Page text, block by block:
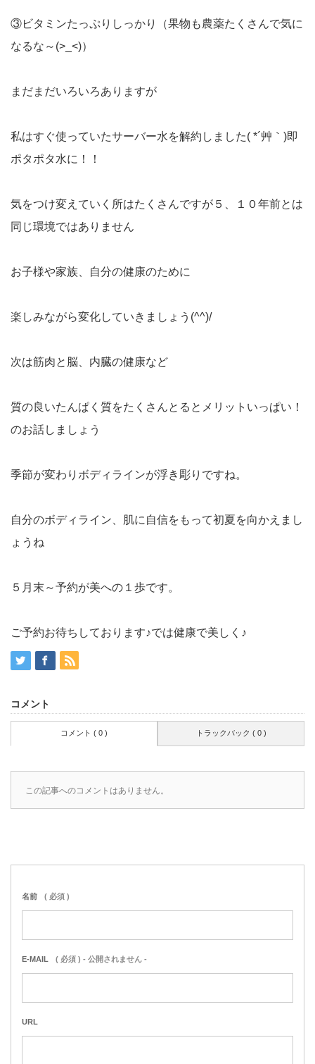
③ビタミンたっぷりしっかり（果物も農薬たくさんで気に
なるな～(>_<)）
まだまだいろいろありますが
私はすぐ使っていたサーバー水を解約しました( *´艸｀)即
ポタポタ水に！！
気をつけ変えていく所はたくさんですが５、１０年前とは
同じ環境ではありません
お子様や家族、自分の健康のために
楽しみながら変化していきましょう(^^)/
次は筋肉と脳、内臓の健康など
質の良いたんぱく質をたくさんとるとメリットいっぱい！
のお話しましょう
季節が変わりボディラインが浮き彫りですね。
自分のボディライン、肌に自信をもって初夏を向かえまし
ょうね
５月末～予約が美への１歩です。
ご予約お待ちしております♪では健康で美しく♪
コメント
コメント ( 0 ) トラックバック ( 0 )
この記事へのコメントはありません。
名前 ( 必須 )
E-MAIL ( 必須 ) - 公開されません -
URL